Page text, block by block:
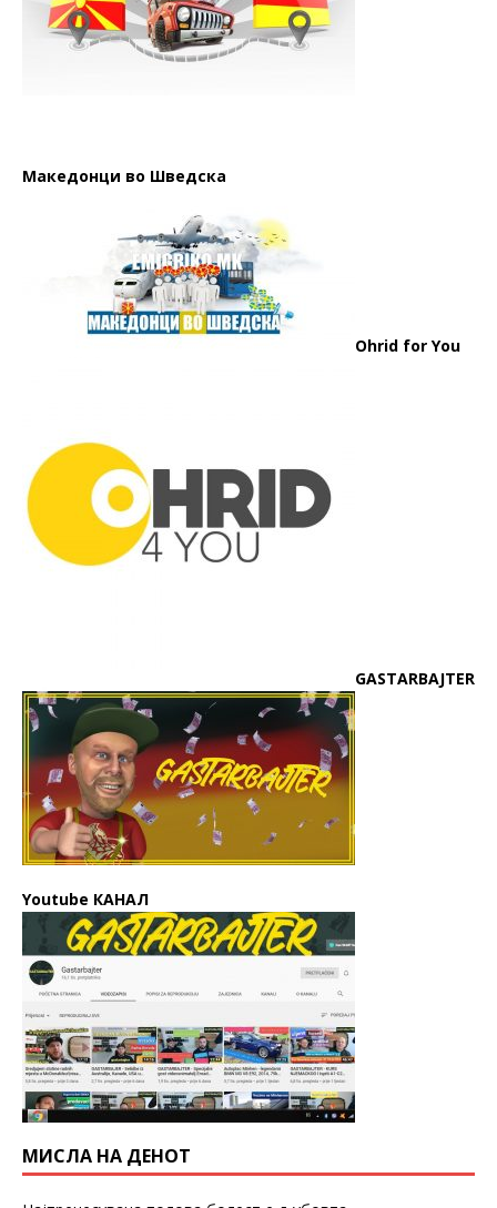
Македонци во Шведска
Ohrid for You
GASTARBAJTER
Youtube КАНАЛ
МИСЛА НА ДЕНОТ